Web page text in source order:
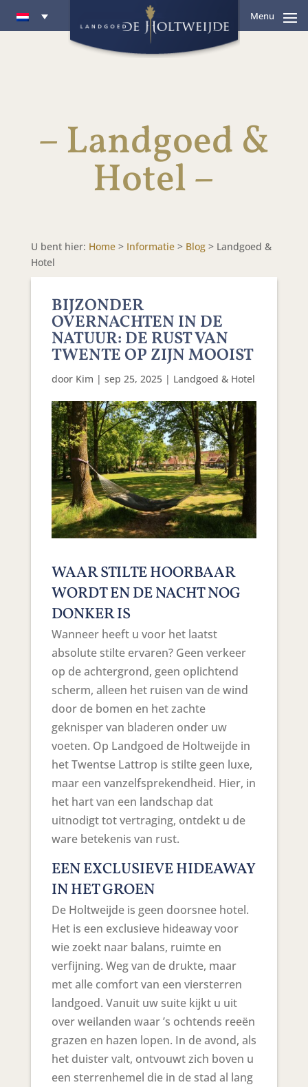
Menu
– Landgoed &
Hotel –
U bent hier: Home> Informatie> Blog> Landgoed &
Hotel
BIJZONDER
OVERNACHTEN IN DE
NATUUR: DE RUST VAN
TWENTE OP ZIJN MOOIST
door Kim | sep 25, 2025| Landgoed & Hotel
WAAR STILTE HOORBAAR
WORDT EN DE NACHT NOG
DONKER IS
Wanneer heeft u voor het laatst
absolute stilte ervaren? Geen verkeer
op de achtergrond, geen oplichtend
scherm, alleen het ruisen van de wind
door de bomen en het zachte
geknisper van bladeren onder uw
voeten. Op Landgoed de Holtweijde in
het Twentse Lattrop is stilte geen luxe,
maar een vanzelfsprekendheid. Hier, in
het hart van een landschap dat
uitnodigt tot vertraging, ontdekt u de
ware betekenis van rust.
EEN EXCLUSIEVE HIDEAWAY
IN HET GROEN
De Holtweijde is geen doorsnee hotel.
Het is een exclusieve hideaway voor
wie zoekt naar balans, ruimte en
verfijning. Weg van de drukte, maar
met alle comfort van een viersterren
landgoed. Vanuit uw suite kijkt u uit
over weilanden waar ’s ochtends reeën
grazen en hazen lopen. In de avond, als
het duister valt, ontvouwt zich boven u
een sterrenhemel die in de stad al lang